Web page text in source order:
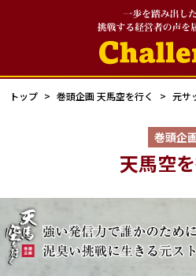
トップ 巻頭企画 天馬空を行く 元サ
巻頭企
天馬空